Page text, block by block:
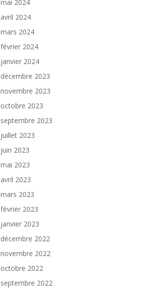
mai 2024
avril 2024
mars 2024
février 2024
janvier 2024
décembre 2023
novembre 2023
octobre 2023
septembre 2023
juillet 2023
juin 2023
mai 2023
avril 2023
mars 2023
février 2023
janvier 2023
décembre 2022
novembre 2022
octobre 2022
septembre 2022